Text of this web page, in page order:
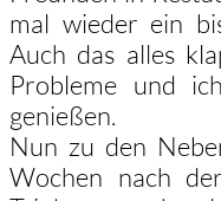
mal wieder ein
Auch das alles
Probleme und
genießen.
Nun zu den
Wochen nach